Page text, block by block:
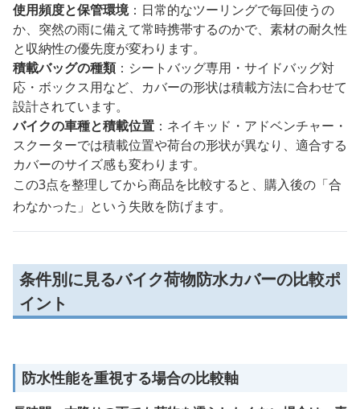
使用頻度と保管環境：日常的なツーリングで毎回使うの
か、突然の雨に備えて常時携帯するのかで、素材の耐久性
と収納性の優先度が変わります。
積載バッグの種類：シートバッグ専用・サイドバッグ対
応・ボックス用など、カバーの形状は積載方法に合わせて
設計されています。
バイクの車種と積載位置 ：ネイキッド・アドベンチャー・
スクーターでは積載位置や荷台の形状が異なり、適合する
カバーのサイズ感も変わります。
この3点を整理してから商品を比較すると、購入後の「合
わなかった」という失敗を防げます。
条件別に見るバイク荷物防水カバーの比較ポ
イント
防水性能を重視する場合の比較軸